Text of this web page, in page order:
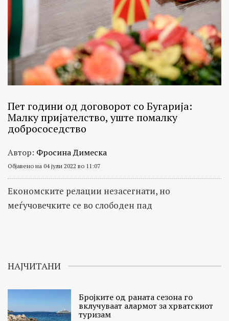
Пет години од договорот со Бугарија:
Малку пријателство, уште помалку
добрососедство
Автор: Фросина Димеска
Објавено на 04 јули 2022 во 11:07
Економските релации незасегнати, но
меѓучовечките се во слободен пад
НАЈЧИТАНИ
Бројките од раната сезона го
вклучуваат алармот за хрватскиот
туризам